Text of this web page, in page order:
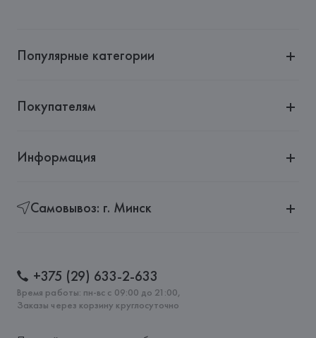
Страна происхождения товара:
Популярные категории
Покупателям
Информация
Самовывоз: г. Минск
+375 (29) 633-2-633
Время работы: пн-вс с 09:00 до 21:00,
Заказы через корзину круглосуточно